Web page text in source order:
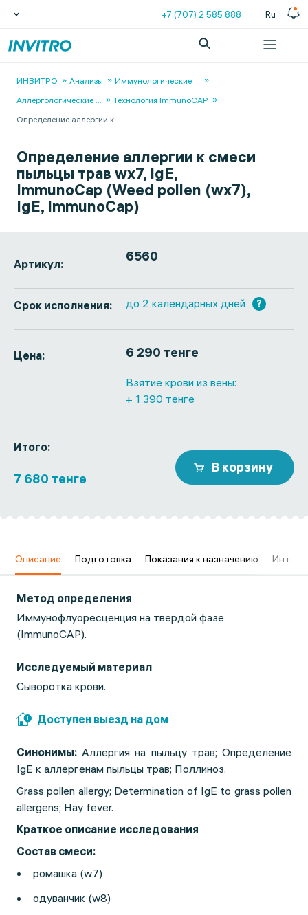
+7 (707) 2 585 888 Ru
ИНВИТРО Анализы Иммунологические ...
Аллергологические ...
Технология ImmunoCAP
Определение аллергии к ...
Определение аллергии к смеси
пыльцы трав wx7, IgE,
ImmunoCap (Weed pollen (wx7),
IgE, ImmunoCap)
Артикул: 6560
Срок исполнения: до 2 календарных дней ?
Цена: 6 290 тенге
Взятие крови из вены:
+ 1 390 тенге
Итого:
7 680 тенге
В корзину
Описание Подготовка Показания к назначению
Метод определения
Иммунофлуоресценция на твердой фазе
(ImmunoCAP).
Исследуемый материал
Сыворотка крови.
Доступен выезд на дом
Синонимы: Аллергия на пыльцу трав; Определение
IgE к аллергенам пыльцы трав; Поллиноз.
Grass pollen allergy; Determination of IgE to grass pollen
allergens; Hay fever.
Краткое описание исследования
Состав смеси:
ромашка (w7)
одуванчик (w8)